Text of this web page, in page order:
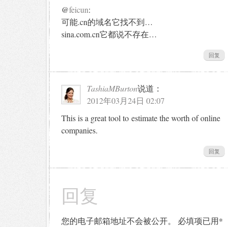
@feicun:
可能.cn的域名它找不到…
sina.com.cn它都说不存在…
回复
TashiaMBurton说道：
2012年03月24日 02:07
This is a great tool to estimate the worth of online
companies.
回复
回复
您的电子邮箱地址不会被公开。 必填项已用*